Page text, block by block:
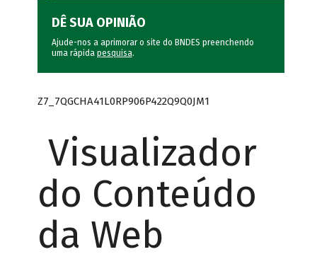
DÊ SUA OPINIÃO
Ajude-nos a aprimorar o site do BNDES preenchendo
uma rápida pesquisa.
Z7_7QGCHA41L0RP906P422Q9Q0JM1
Visualizador
do Conteúdo
da Web